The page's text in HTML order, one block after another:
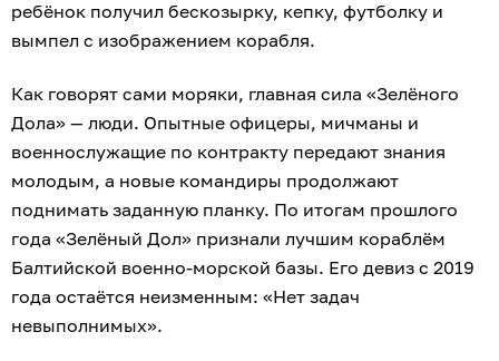
ребёнок получил бескозырку, кепку, футболку и
вымпел с изображением корабля.
Как говорят сами моряки, главная сила «Зелёного
Дола» — люди. Опытные офицеры, мичманы и
военнослужащие по контракту передают знания
молодым, а новые командиры продолжают
поднимать заданную планку. По итогам прошлого
года «Зелёный Дол» признали лучшим кораблём
Балтийской военно-морской базы. Его девиз с 2019
года остаётся неизменным: «Нет задач
невыполнимых».